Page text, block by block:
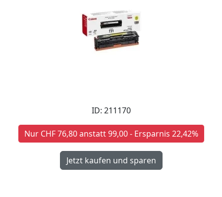
ID: 211170
Nur CHF 76,80 anstatt 99,00 - Ersparnis 22,42%